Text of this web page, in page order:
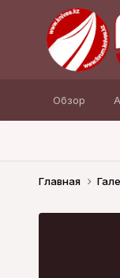
Обзор
Главная